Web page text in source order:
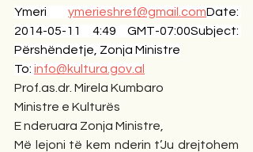
Ymeri ymerieshref@gmail.comDate:
2014-05-11 4:49 GMT-07:00Subject:
Përshëndetje, Zonja Ministre
To: info@kultura.gov.al
Prof.as .dr. Mirela Kumbaro
Ministre e Kulturës
E nderuara Zonja Ministre,
Më lejoni të kem nderin t’Ju drejtohem